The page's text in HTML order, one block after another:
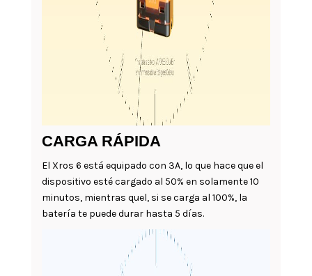
CARGA RÁPIDA
El Xros 6 está equipado con 3A, lo que hace que el
dispositivo esté cargado al 50% en solamente 10
minutos, mientras quel, si se carga al 100%, la
batería te puede durar hasta 5 días.